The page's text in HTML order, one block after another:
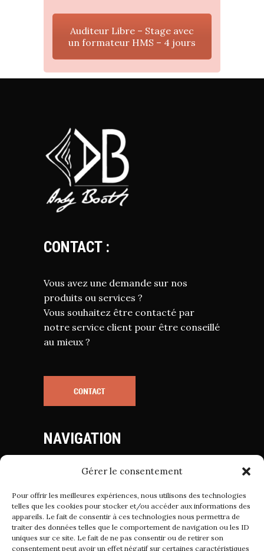
Gérer le consentement
Pour offrir les meilleures expériences, nous utilisons des technologies
telles que les cookies pour stocker et/ou accéder aux informations des
appareils. Le fait de consentir à ces technologies nous permettra de
traiter des données telles que le comportement de navigation ou les ID
uniques sur ce site. Le fait de ne pas consentir ou de retirer son
consentement peut avoir un effet négatif sur certaines caractéristiques
Auditeur Libre – Stage avec
un formateur HMS – 4 jours
CONTACT :
Vous avez une demande sur nos
produits ou services ?
Vous souhaitez être contacté par
notre service client pour être conseillé
au mieux ?
NAVIGATION
Mentions Légales
Politique de Confidentialité
Conditions Générales de Vente